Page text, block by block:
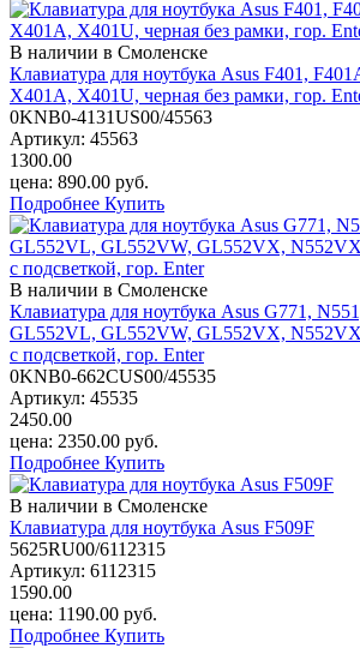
В наличии в Смоленске
Клавиатура для ноутбука Asus F401,
X401A, X401U, черная без рамки, гор.
0KNB0-4131US00/45563
Артикул: 45563
1300.00
цена: 890.00 руб.
Подробнее Купить
В наличии в Смоленске
Клавиатура для ноутбука Asus G771,
GL552VL, GL552VW, GL552VX,
с подсветкой, гор. Enter
0KNB0-662CUS00/45535
Артикул: 45535
2450.00
цена: 2350.00 руб.
Подробнее Купить
В наличии в Смоленске
Клавиатура для ноутбука Asus F509F
5625RU00/6112315
Артикул: 6112315
1590.00
цена: 1190.00 руб.
Подробнее Купить